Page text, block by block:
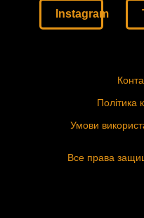
Instagram
Політика
Умови
Все права